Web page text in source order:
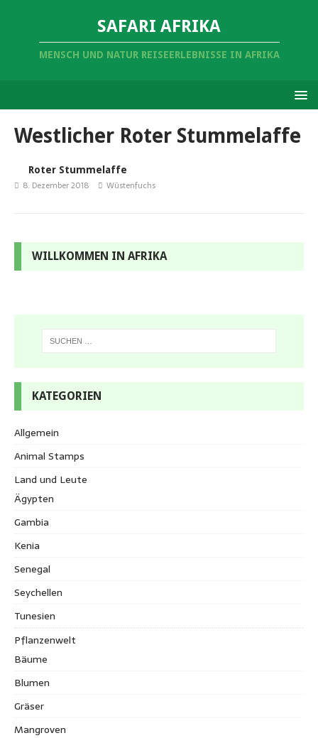
SAFARI AFRIKA
MENSCH UND NATUR REISEERLEBNISSE IN AFRIKA
Westlicher Roter Stummelaffe
Roter Stummelaffe
8. Dezember 2018 Wüstenfuchs
WILLKOMMEN IN AFRIKA
KATEGORIEN
Allgemein
Animal Stamps
Land und Leute
Ägypten
Gambia
Kenia
Senegal
Seychellen
Tunesien
Pflanzenwelt
Bäume
Blumen
Gräser
Mangroven